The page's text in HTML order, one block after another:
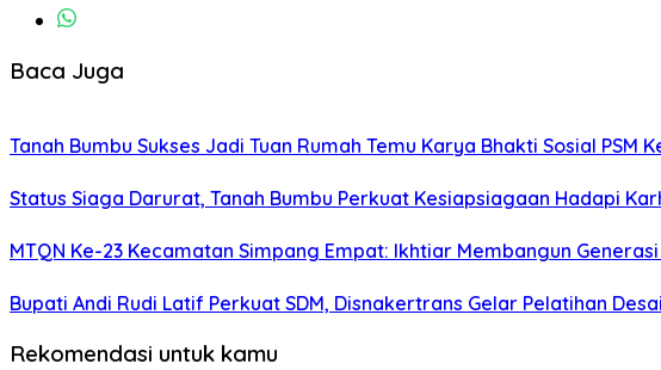
Baca Juga
Tanah Bumbu Sukses Jadi Tuan Rumah Temu Karya Bhakti Sosial PSM
Status Siaga Darurat, Tanah Bumbu Perkuat Kesiapsiagaan Hadapi
MTQN Ke-23 Kecamatan Simpang Empat: Ikhtiar Membangun Generasi
Bupati Andi Rudi Latif Perkuat SDM, Disnakertrans Gelar Pelatihan
Rekomendasi untuk kamu